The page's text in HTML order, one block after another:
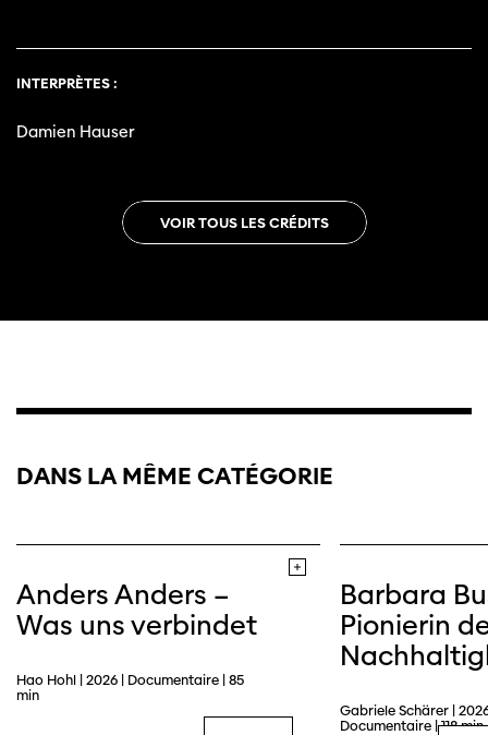
INTERPRÈTES :
Damien Hauser
VOIR TOUS LES CRÉDITS
DANS LA MÊME CATÉGORIE
Anders Anders –
Was uns verbindet
Hao Hohl | 2026 | Documentaire | 85
min
Barbara
Pionierin
Gabriele Schärer |
Documentaire | 118 min